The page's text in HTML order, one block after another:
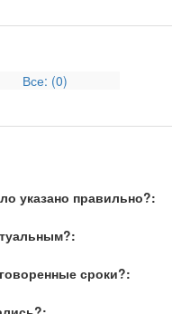
Все: (0)
указано правильно?:
сроки?: